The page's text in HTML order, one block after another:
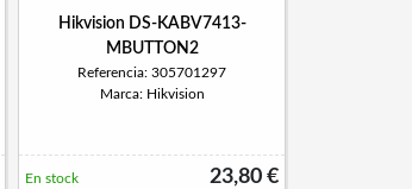
Hikvision DS-KABV7413-
MBUTTON2
Referencia: 305701297
Marca: Hikvision
23,80 €
En stock